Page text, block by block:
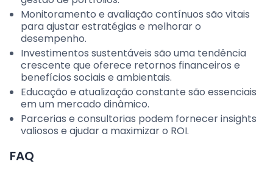
Monitoramento e avaliação contínuos são vitais
para ajustar estratégias e melhorar o
desempenho.
Investimentos sustentáveis são uma tendência
crescente que oferece retornos financeiros e
benefícios sociais e ambientais.
Educação e atualização constante são essenciais
em um mercado dinâmico.
Parcerias e consultorias podem fornecer insights
valiosos e ajudar a maximizar o ROI.
FAQ